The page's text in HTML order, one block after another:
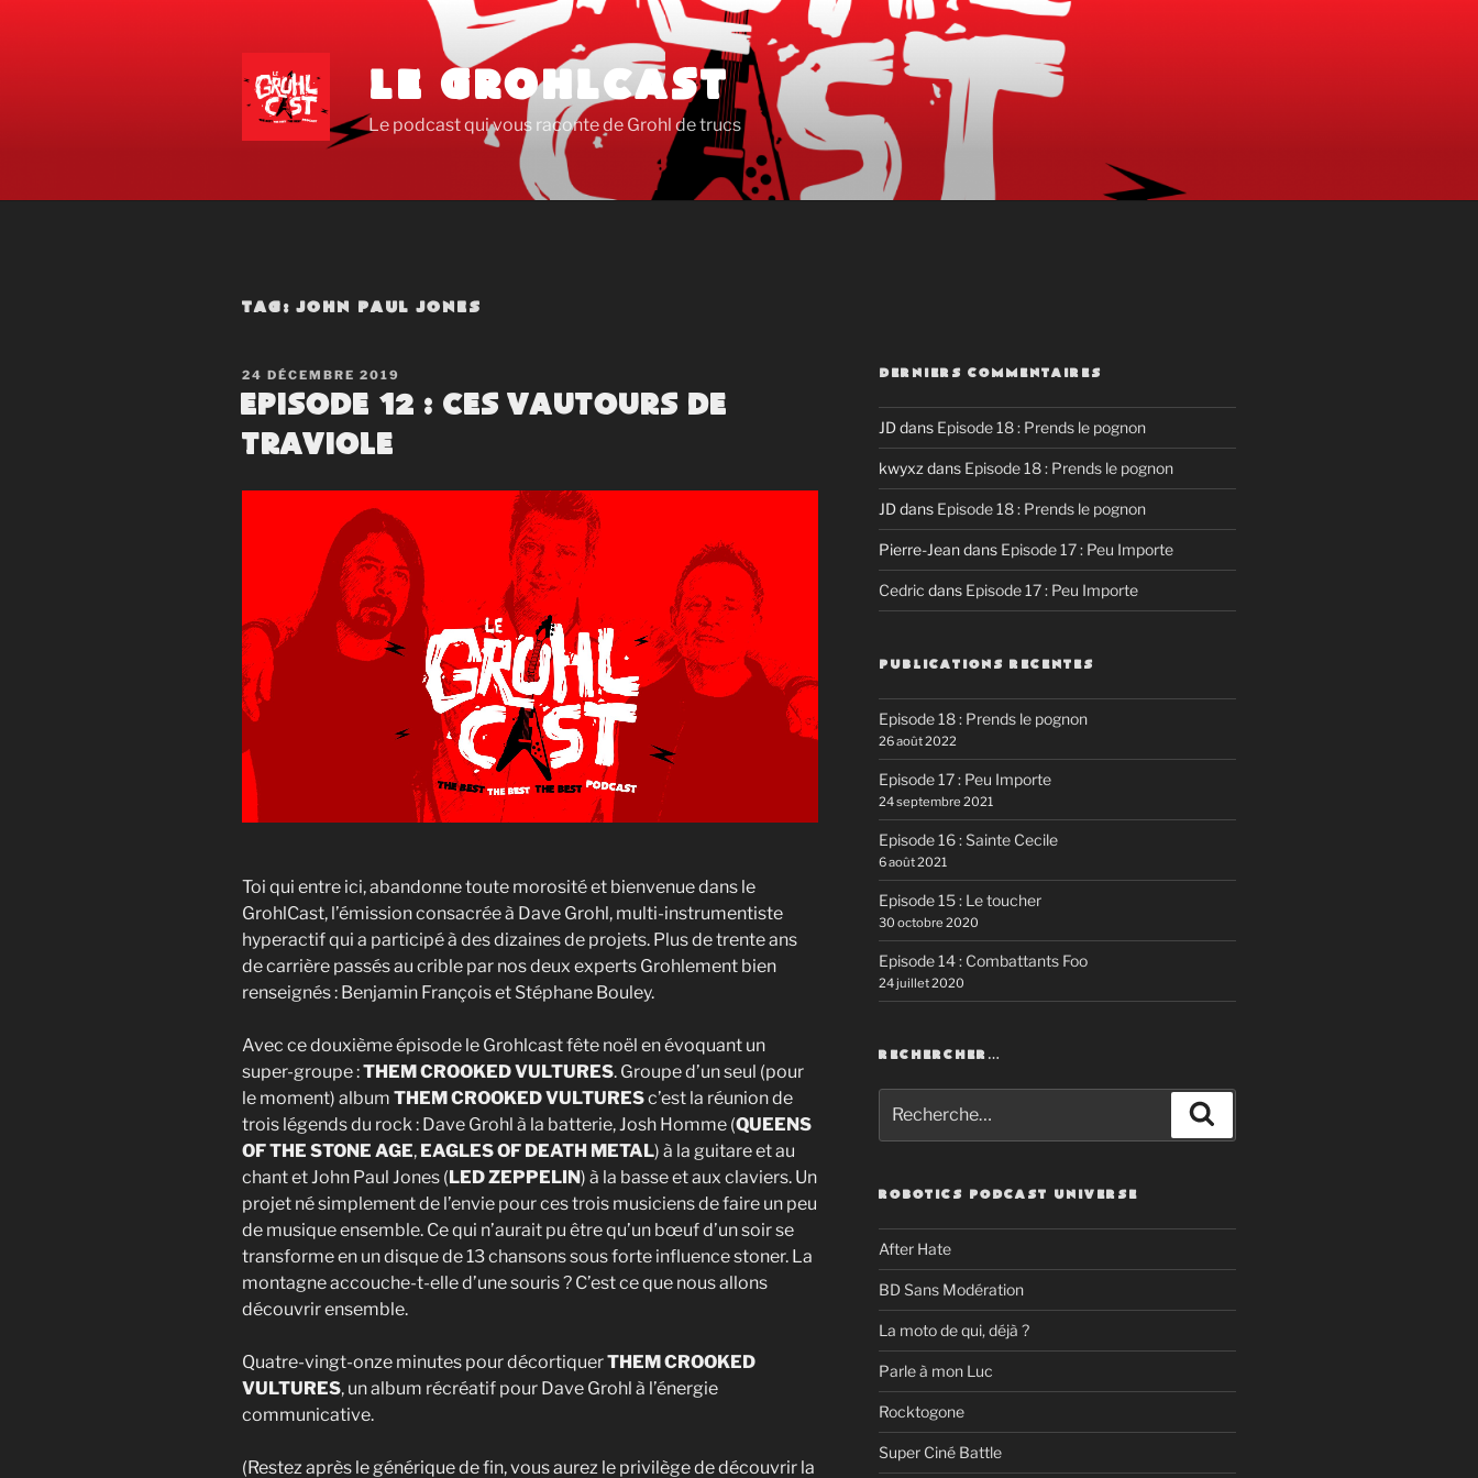
LE GROHLCAST
Le podcast qui vous raconte de Grohl de trucs
TAG:JOHN PAUL JONES
PUBLIÉ
LE
24 DÉCEMBRE 2019
Episode 12 : Ces vautours de
traviole
Toi qui entre ici, abandonne toute morosité et bienvenue dans le
GrohlCast, l’émission consacrée à Dave Grohl, multi-instrumentiste
hyperactif qui a participé à des dizaines de projets. Plus de trente ans
de carrière passés au crible par nos deux experts Grohlement bien
renseignés : Benjamin François et Stéphane Bouley.
Avec ce douxième épisode le Grohlcast fête noël en évoquant un
super-groupe :THEM CROOKED VULTURES. Groupe d’un seul (pour
le moment) album THEM CROOKED VULTURESc’est la réunion de
trois légends du rock : Dave Grohl à la batterie, Josh Homme (QUEENS
OF THE STONE AGE, EAGLES OF DEATH METAL) à la guitare et au
chant et John Paul Jones (LED ZEPPELIN) à la basse et aux claviers. Un
projet né simplement de l’envie pour ces trois musiciens de faire un peu
de musique ensemble. Ce qui n’aurait pu être qu’un bœuf d’un soir se
transforme en un disque de 13 chansons sous forte influence stoner. La
montagne accouche-t-elle d’une souris ? C’est ce que nous allons
découvrir ensemble.
Quatre-vingt-onze minutes pour décortiquerTHEM CROOKED
VULTURES, un album récréatif pour Dave Grohl à l’énergie
communicative.
(Restez après le générique de fin, vous aurez le privilège de découvrir la
DERNIERS COMMENTAIRES
JDdans Episode 18 : Prends le pognon
kwyxz dans Episode 18 : Prends le pognon
JDdans Episode 18 : Prends le pognon
Pierre-Jeandans Episode 17 : Peu Importe
Cedric dans Episode 17 : Peu Importe
PUBLICATIONS RECENTES
Episode 18 : Prends le pognon
26 août 2022
Episode 17 : Peu Importe
24 septembre 2021
Episode 16 : Sainte Cecile
6 août 2021
Episode 15 : Le toucher
30 octobre 2020
Episode 14 : Combattants Foo
24 juillet 2020
RECHERCHER…
pour
:
ROBOTICS PODCAST UNIVERSE
After Hate
BD Sans Modération
La moto de qui, déjà ?
Parle à mon Luc
Rocktogone
Super Ciné Battle